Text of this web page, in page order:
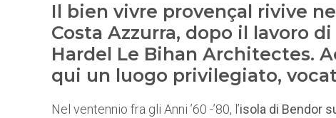
Il bien vivre provençal rivive
Costa Azzurra, dopo il lavoro
Hardel Le Bihan Architectes.
qui un luogo privilegiato,
Nel ventennio fra gli Anni ’60 -’80, l’isola di Bendor